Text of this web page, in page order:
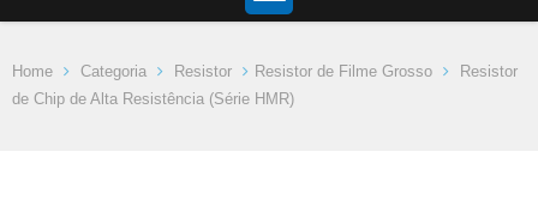
Home Categoria Resistor Resistor de Filme Grosso
Resistor
de Chip de Alta Resistência (Série HMR)